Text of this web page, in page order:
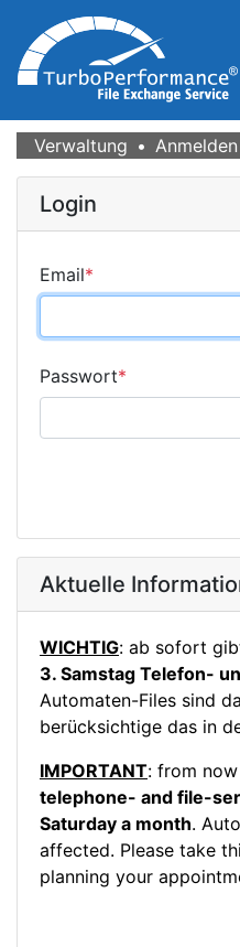
Verwaltung Anmelden
Login
Email*
Passwort*
Aktuelle
WICHTIG: ab sofort
3. Samstag Telefon-
Automaten-Files sind
berücksichtige das in
IMPORTANT: from
telephone- and file-
Saturday a month.
affected. Please take
planning your